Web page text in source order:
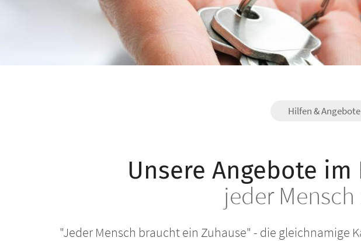
Hilfen & Angebote
Unsere Angebote
jeder
"Jeder Mensch braucht ein Zuhause" - die gleichnamige